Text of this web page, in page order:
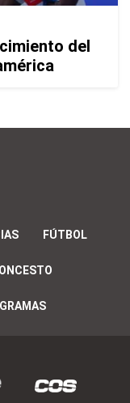
del
FÚTBOL